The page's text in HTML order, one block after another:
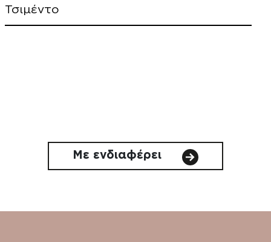
Τσιμέντο
Με ενδιαφέρει